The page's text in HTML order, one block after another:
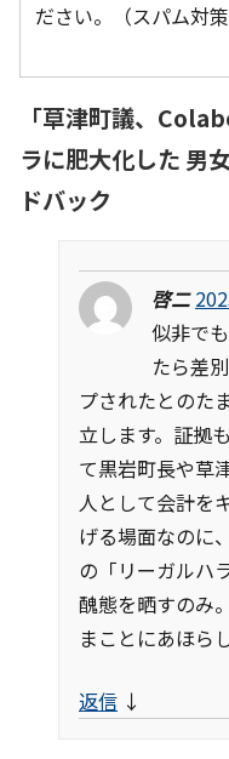
ださい。（スパム対策
「草津町議、
ラに肥大化した 男
ドバック
啓二
似非で
たら差
プされたとのた
立します。証拠
て黒岩町長や草
人として会計を
げる場面なのに
の「リーガルハ
醜態を晒すのみ。
まことにあほら
返信 ↓